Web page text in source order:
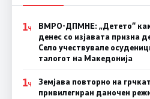
1Ч
ВМРО-ДПМНЕ: „Детето“
денес со изјавата призна
Село учествувале
талогот на Македонија
1Ч
Земјава повторно на
привилегиран даночен